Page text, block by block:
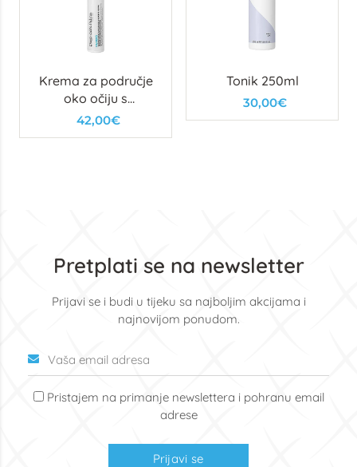
Krema za područje
oko očiju s
hijaluronskom
kiselinom i koktelom
42,00€
Tonik 250ml
30,00€
Pretplati se na newsletter
Prijavi se i budi u tijeku sa najboljim akcijama i
najnovijom ponudom.
Pristajem na primanje newslettera i pohranu email
adrese
Prijavi se